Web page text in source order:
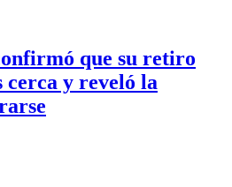
que su retiro
cerca y reveló la